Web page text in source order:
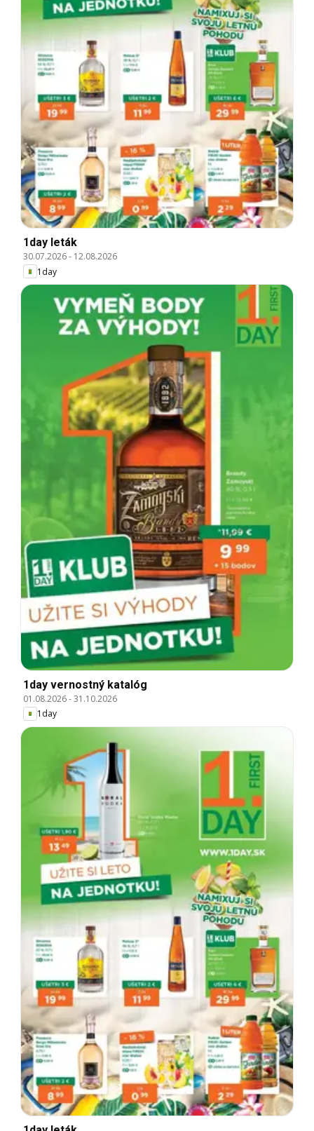
1day leták
30.07.2026- 12.08.2026
1day
1day vernostný katalóg
01.08.2026-31.10.2026
1day